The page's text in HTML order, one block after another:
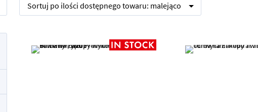
Sortuj po ilości dostępnego towaru: malejąco